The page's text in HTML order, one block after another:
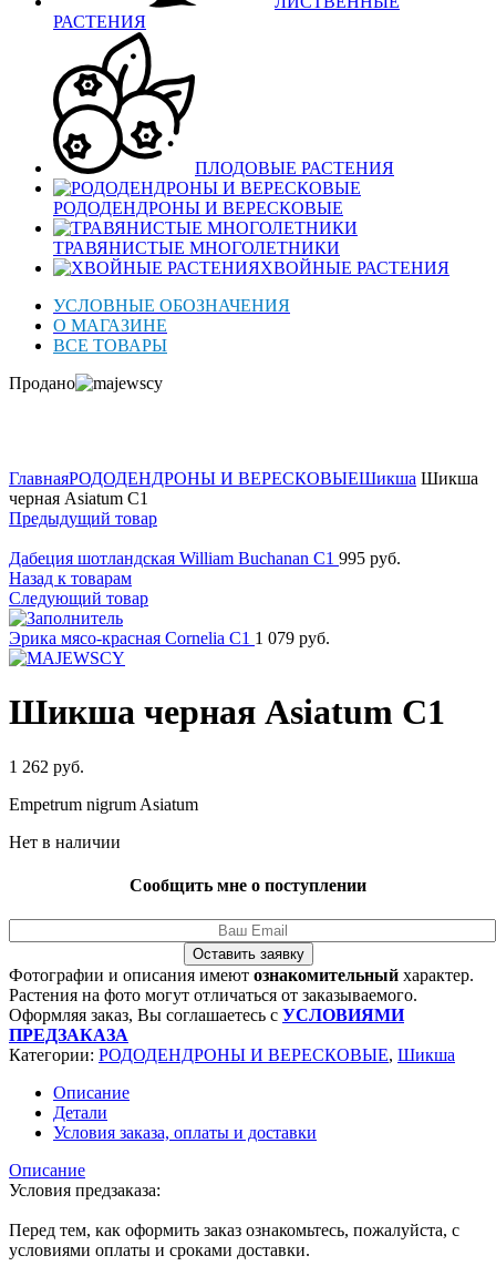
РАСТЕНИЯ
ПЛОДОВЫЕ РАСТЕНИЯ
РОДОДЕНДРОНЫ И ВЕРЕСКОВЫЕ
ТРАВЯНИСТЫЕ МНОГОЛЕТНИКИ
ХВОЙНЫЕ РАСТЕНИЯ
УСЛОВНЫЕ ОБОЗНАЧЕНИЯ
О МАГАЗИНЕ
ВСЕ ТОВАРЫ
Продано
ГлавнаяРОДОДЕНДРОНЫ И ВЕРЕСКОВЫЕШикша Шикша
черная Asiatum C1
Предыдущий товар
Дабеция шотландская William Buchanan C1 995 руб.
Назад к товарам
Следующий товар
Эрика мясо-красная Cornelia C1 1 079 руб.
Шикша черная Asiatum C1
1 262 руб.
Empetrum nigrum Asiatum
Нет в наличии
Сообщить мне о поступлении
Оставить заявку
Фотографии и описания имеют ознакомительный характер.
Растения на фото могут отличаться от заказываемого.
Оформляя заказ, Вы соглашаетесь с УСЛОВИЯМИ
ПРЕДЗАКАЗА
Категории: РОДОДЕНДРОНЫ И ВЕРЕСКОВЫЕ, Шикша
Описание
Детали
Условия заказа, оплаты и доставки
Описание
Условия предзаказа:
Перед тем, как оформить заказ ознакомьтесь, пожалуйста, с
условиями оплаты и сроками доставки.